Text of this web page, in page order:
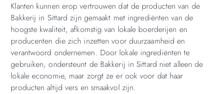
Klanten kunnen erop vertrouwen dat de producten van de
Bakkerij in Sittard zijn gemaakt met ingrediënten van de
hoogste kwaliteit, afkomstig van lokale boerderijen en
producenten die zich inzetten voor duurzaamheid en
verantwoord ondernemen. Door lokale ingrediënten te
gebruiken, ondersteunt de Bakkerij in Sittard niet alleen de
lokale economie, maar zorgt ze er ook voor dat haar
producten altijd vers en smaakvol zijn.